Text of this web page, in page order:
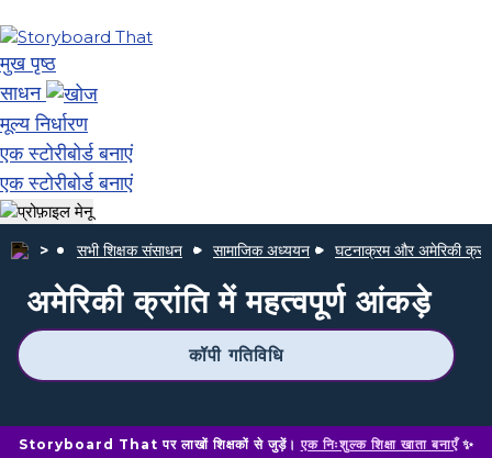
मुख पृष्ठ
साधन
मूल्य निर्धारण
एक स्टोरीबोर्ड बनाएं
एक स्टोरीबोर्ड बनाएं
सभी शिक्षक संसाधन सामाजिक अध्ययन घटनाक्रम और अमेरिकी
अमेरिकी क्रांति में महत्वपूर्ण आंकड़े
कॉपी गतिविधि
Storyboard That पर लाखों शिक्षकों से जुड़ें। एक निःशुल्क शिक्षा खाता बनाएँ✨